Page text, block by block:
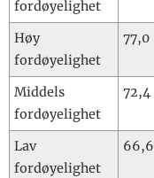
fordøyelighet
Høy
fordøyelighet
77,0
Middels
fordøyelighet
72,4
Lav
fordøyelighet
66,6